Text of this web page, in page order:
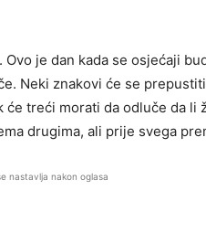
. Ovo je dan kada se osjećaji
Neki znakovi će se
treći morati da odluče da li
drugima, ali prije svega
nastavlja nakon oglasa